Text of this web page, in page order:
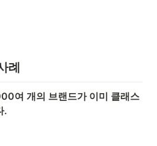
례
여 개의 브랜드가 이미 클래스
.